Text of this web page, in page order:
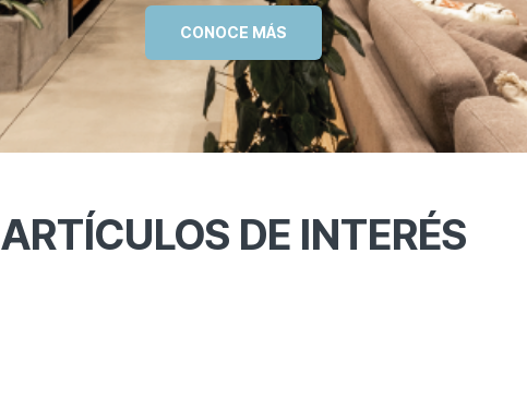
CONOCE MÁS
ARTÍCULOS DE INTERÉS